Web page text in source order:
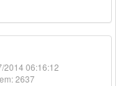
2014 06:16:12
2637